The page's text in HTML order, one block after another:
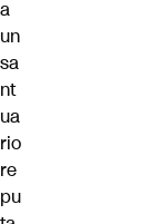
a
un
sa
nt
ua
rio
re
pu